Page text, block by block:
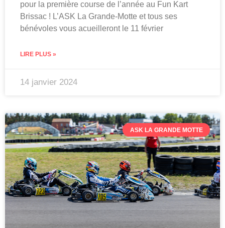
pour la première course de l’année au Fun Kart
Brissac ! L’ASK La Grande-Motte et tous ses
bénévoles vous acueilleront le 11 février
LIRE PLUS »
14 janvier 2024
ASK LA GRANDE MOTTE